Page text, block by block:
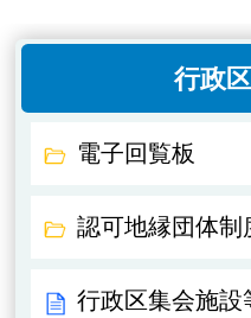
行政
電子回覧板
認可地縁団体制
行政区集会施設